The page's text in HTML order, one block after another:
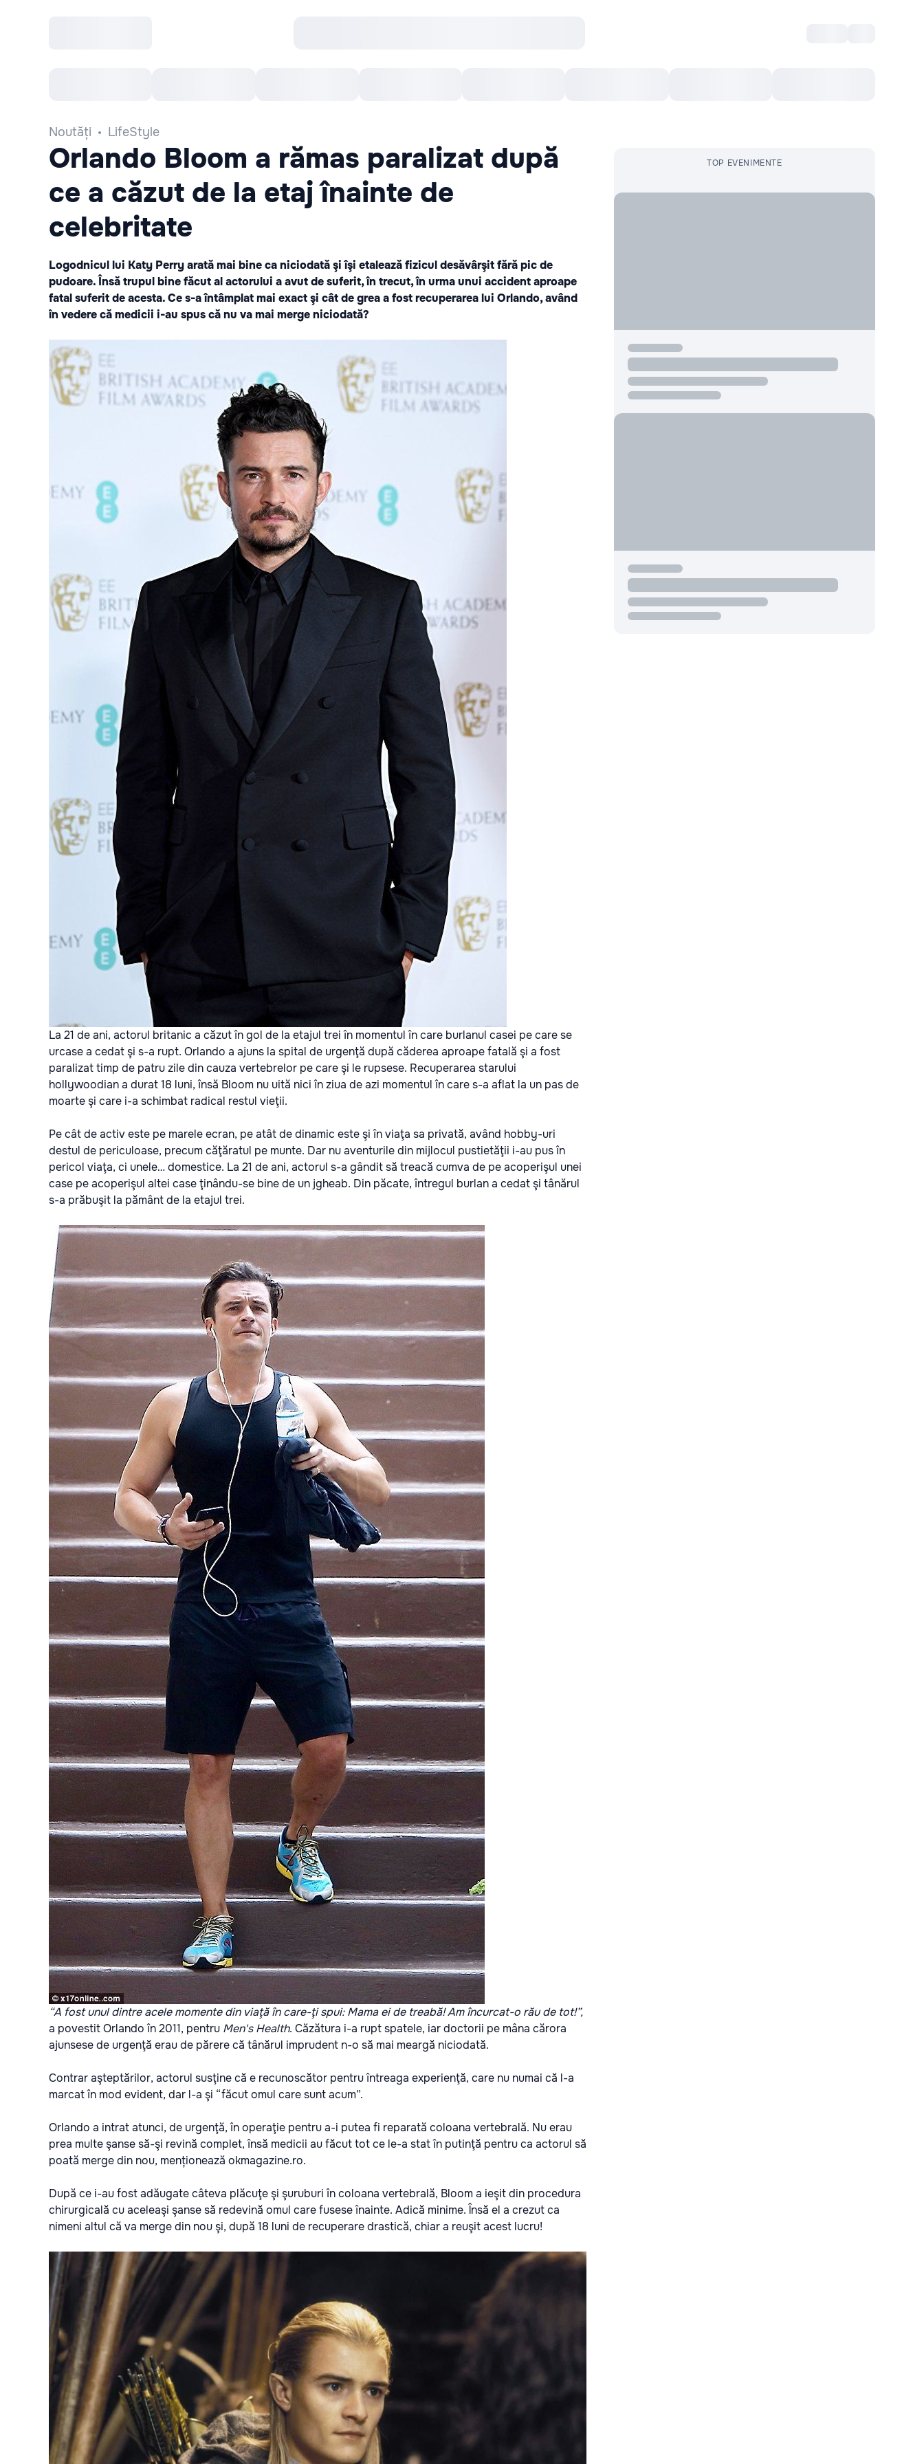
Noutăți LifeStyle
Orlando Bloom a rămas paralizat după
ce a căzut de la etaj înainte de
celebritate
Logodnicul lui Katy Perry arată mai bine ca niciodată şi îşi etalează fizicul desăvârşit fără pic de
pudoare. Însă trupul bine făcut al actorului a avut de suferit, în trecut, în urma unui accident aproape
fatal suferit de acesta. Ce s-a întâmplat mai exact şi cât de grea a fost recuperarea lui Orlando, având
în vedere că medicii i-au spus că nu va mai merge niciodată?
La 21 de ani, actorul britanic a căzut în gol de la etajul trei în momentul în care burlanul casei pe care se
urcase a cedat şi s-a rupt. Orlando a ajuns la spital de urgenţă după căderea aproape fatală şi a fost
paralizat timp de patru zile din cauza vertebrelor pe care şi le rupsese. Recuperarea starului
hollywoodian a durat 18 luni, însă Bloom nu uită nici în ziua de azi momentul în care s-a aflat la un pas de
moarte şi care i-a schimbat radical restul vieţii.
Pe cât de activ este pe marele ecran, pe atât de dinamic este şi în viaţa sa privată, având hobby-uri
destul de periculoase, precum căţăratul pe munte. Dar nu aventurile din mijlocul pustietăţii i-au pus în
pericol viaţa, ci unele… domestice. La 21 de ani, actorul s-a gândit să treacă cumva de pe acoperişul unei
case pe acoperişul altei case ţinându-se bine de un jgheab. Din păcate, întregul burlan a cedat şi tânărul
s-a prăbuşit la pământ de la etajul trei.
“A fost unul dintre acele momente din viaţă în care-ţi spui: Mama ei de treabă! Am încurcat-o rău de tot!”,
a povestit Orlando în 2011, pentru Men's Health. Căzătura i-a rupt spatele, iar doctorii pe mâna cărora
ajunsese de urgenţă erau de părere că tânărul imprudent n-o să mai meargă niciodată.
Contrar aşteptărilor, actorul susţine că e recunoscător pentru întreaga experienţă, care nu numai că l-a
marcat în mod evident, dar l-a şi “făcut omul care sunt acum”.
Orlando a intrat atunci, de urgenţă, în operaţie pentru a-i putea fi reparată coloana vertebrală. Nu erau
prea multe şanse să-şi revină complet, însă medicii au făcut tot ce le-a stat în putinţă pentru ca actorul să
poată merge din nou, menționează okmagazine.ro.
După ce i-au fost adăugate câteva plăcuţe şi şuruburi în coloana vertebrală, Bloom a ieşit din procedura
chirurgicală cu aceleaşi şanse să redevină omul care fusese înainte. Adică minime. Însă el a crezut ca
nimeni altul că va merge din nou şi, după 18 luni de recuperare drastică, chiar a reuşit acest lucru!
TOP EVENIMENTE